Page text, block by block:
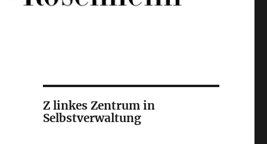
Z linkes Zentrum in
Selbstverwaltung